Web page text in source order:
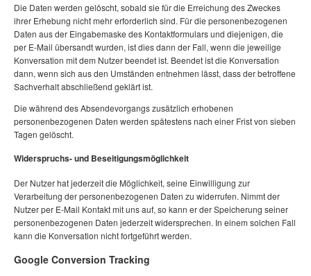
Die Daten werden gelöscht, sobald sie für die Erreichung des Zweckes
ihrer Erhebung nicht mehr erforderlich sind. Für die personenbezogenen
Daten aus der Eingabemaske des Kontaktformulars und diejenigen, die
per E-Mail übersandt wurden, ist dies dann der Fall, wenn die jeweilige
Konversation mit dem Nutzer beendet ist. Beendet ist die Konversation
dann, wenn sich aus den Umständen entnehmen lässt, dass der betroffene
Sachverhalt abschließend geklärt ist.
Die während des Absendevorgangs zusätzlich erhobenen
personenbezogenen Daten werden spätestens nach einer Frist von sieben
Tagen gelöscht.
Widerspruchs- und Beseitigungsmöglichkeit
Der Nutzer hat jederzeit die Möglichkeit, seine Einwilligung zur
Verarbeitung der personenbezogenen Daten zu widerrufen. Nimmt der
Nutzer per E-Mail Kontakt mit uns auf, so kann er der Speicherung seiner
personenbezogenen Daten jederzeit widersprechen. In einem solchen Fall
kann die Konversation nicht fortgeführt werden.
Google Conversion Tracking